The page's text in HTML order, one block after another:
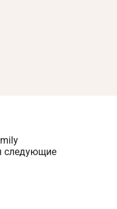
следующие